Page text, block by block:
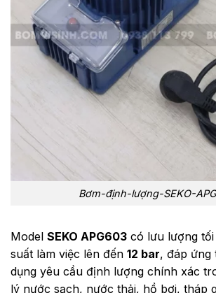
Bơm-định-lượng-SEKO-
Model SEKO APG603 có lưu lượng
suất làm việc lên đến 12 bar, đáp ứng
dụng yêu cầu định lượng chính xác
lý nước sạch, nước thải, hồ bơi, tháp